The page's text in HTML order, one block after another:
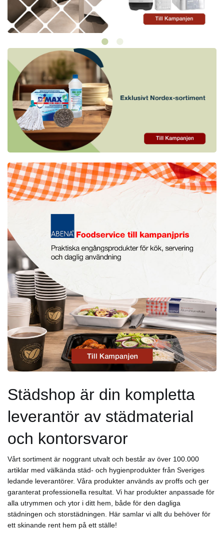
Städshop är din kompletta
leverantör av städmaterial
och kontorsvaror
Vårt sortiment är noggrant utvalt och består av över 100.000
artiklar med välkända städ- och hygienprodukter från Sveriges
ledande leverantörer. Våra produkter används av proffs och ger
garanterat professionella resultat. Vi har produkter anpassade för
alla utrymmen och ytor i ditt hem, både för den dagliga
städningen och storstädningen. Här samlar vi allt du behöver för
ett skinande rent hem på ett ställe!